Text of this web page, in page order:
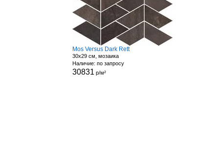
Mos Versus Dark Rett
30x29 см, мозаика
Наличие: по запросу
30831 р/м²